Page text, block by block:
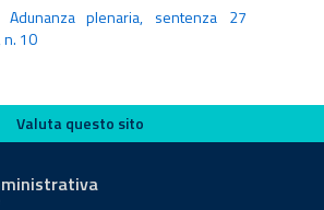
Adunanza plenaria, sentenza 27
n. 10
sito
Valuta questo sito